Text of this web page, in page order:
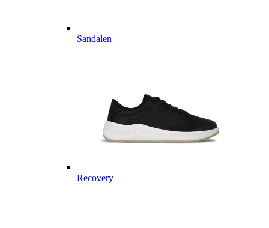
Sandalen
Recovery